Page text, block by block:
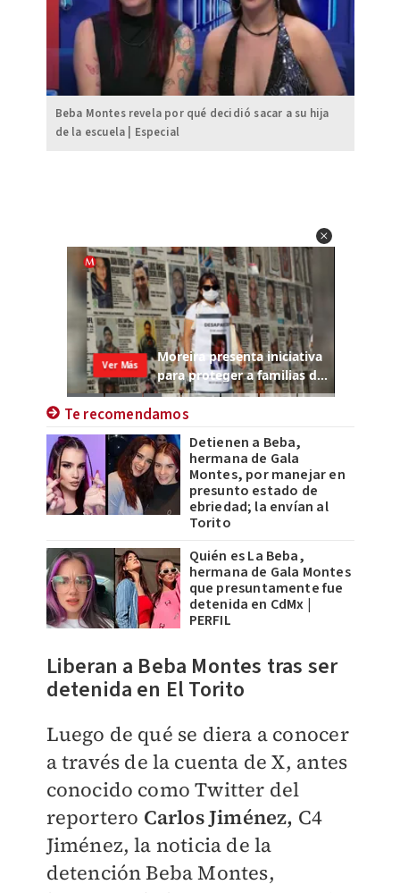
Beba Montes revela por qué decidió sacar a su hija
de la escuela | Especial
Te recomendamos
Detienen a Beba,
hermana de Gala
Montes, por manejar en
presunto estado de
ebriedad; la envían al
Torito
Quién es La Beba,
hermana de Gala Montes
que presuntamente fue
detenida en CdMx |
PERFIL
Liberan a Beba Montes tras ser
detenida en El Torito
Luego de qué se diera a conocer
a través de la cuenta de X, antes
conocido como Twitter del
reportero Carlos Jiménez, C4
Jiménez, la noticia de la
detención Beba Montes,